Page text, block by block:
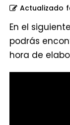
Actualizado
En el
podrás
hora de